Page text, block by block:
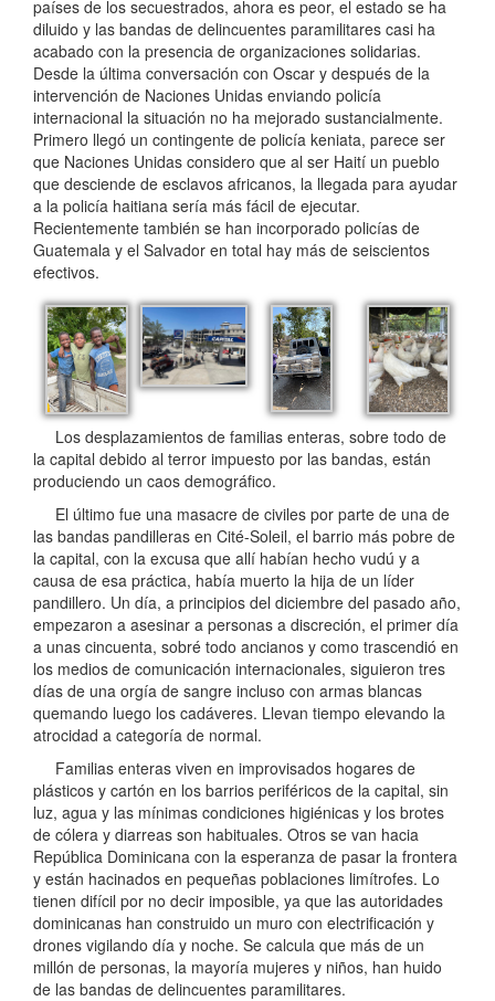
países de los secuestrados, ahora es peor, el estado se ha
diluido y las bandas de delincuentes paramilitares casi ha
acabado con la presencia de organizaciones solidarias.
Desde la última conversación con Oscar y después de la
intervención de Naciones Unidas enviando policía
internacional la situación no ha mejorado sustancialmente.
Primero llegó un contingente de policía keniata, parece ser
que Naciones Unidas considero que al ser Haití un pueblo
que desciende de esclavos africanos, la llegada para ayudar
a la policía haitiana sería más fácil de ejecutar.
Recientemente también se han incorporado policías de
Guatemala y el Salvador en total hay más de seiscientos
efectivos.
Los desplazamientos de familias enteras, sobre todo de
la capital debido al terror impuesto por las bandas, están
produciendo un caos demográfico.
El último fue una masacre de civiles por parte de una de
las bandas pandilleras en Cité-Soleil, el barrio más pobre de
la capital, con la excusa que allí habían hecho vudú y a
causa de esa práctica, había muerto la hija de un líder
pandillero. Un día, a principios del diciembre del pasado año,
empezaron a asesinar a personas a discreción, el primer día
a unas cincuenta, sobré todo ancianos y como trascendió en
los medios de comunicación internacionales, siguieron tres
días de una orgía de sangre incluso con armas blancas
quemando luego los cadáveres. Llevan tiempo elevando la
atrocidad a categoría de normal.
Familias enteras viven en improvisados hogares de
plásticos y cartón en los barrios periféricos de la capital, sin
luz, agua y las mínimas condiciones higiénicas y los brotes
de cólera y diarreas son habituales. Otros se van hacia
República Dominicana con la esperanza de pasar la frontera
y están hacinados en pequeñas poblaciones limítrofes. Lo
tienen difícil por no decir imposible, ya que las autoridades
dominicanas han construido un muro con electrificación y
drones vigilando día y noche. Se calcula que más de un
millón de personas, la mayoría mujeres y niños, han huido
de las bandas de delincuentes paramilitares.